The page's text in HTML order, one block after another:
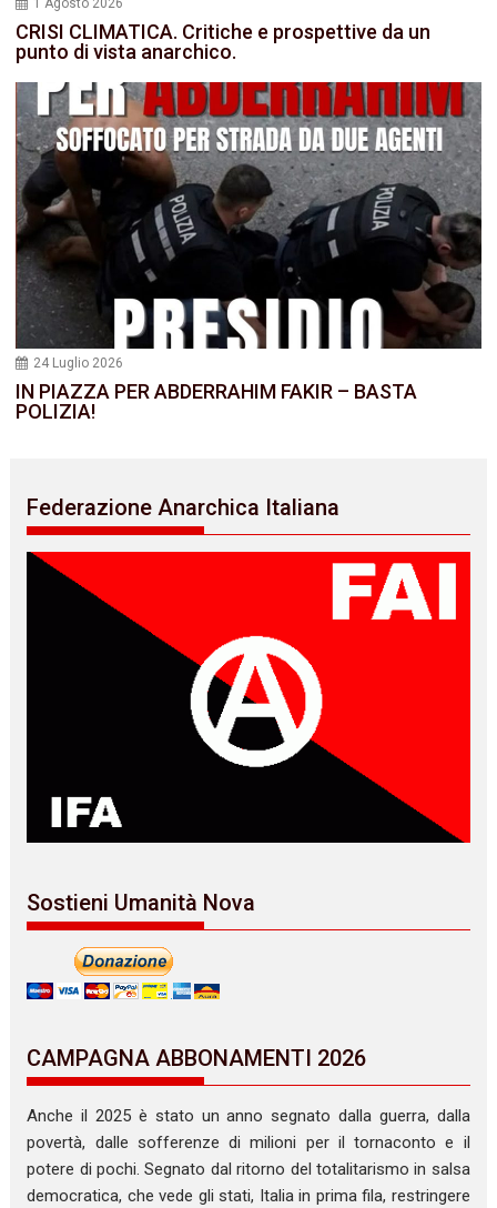
1 Agosto 2026
CRISI CLIMATICA. Critiche e prospettive da un
punto di vista anarchico.
24 Luglio 2026
IN PIAZZA PER ABDERRAHIM FAKIR – BASTA
POLIZIA!
Federazione Anarchica Italiana
Sostieni Umanità Nova
CAMPAGNA ABBONAMENTI 2026
Anche il 2025 è stato un anno segnato dalla guerra, dalla
povertà, dalle sofferenze di milioni per il tornaconto e il
potere di pochi. Segnato dal ritorno del totalitarismo in salsa
democratica, che vede gli stati, Italia in prima fila, restringere